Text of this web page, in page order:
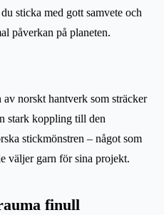
sticka med gott samvete och
påverkan på planeten.
norskt hantverk som sträcker
stark koppling till den
stickmönstren – något som
väljer garn för sina projekt.
finull